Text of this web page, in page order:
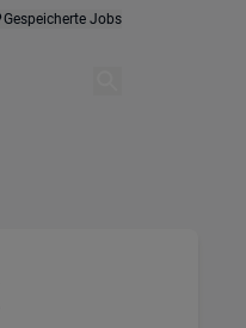
Gespeicherte Jobs